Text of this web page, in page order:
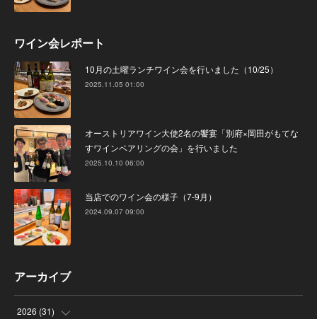
ワイン会レポート
10月の土曜ランチワイン会を行いました（10/25）
2025.11.05 01:00
オーストリアワイン大使2名の饗宴「別府×岡田がもてな
すワインペアリングの会」を行いました
2025.10.10 06:00
当店でのワイン会の様子（7-9月）
2024.09.07 09:00
アーカイブ
2026 (31)